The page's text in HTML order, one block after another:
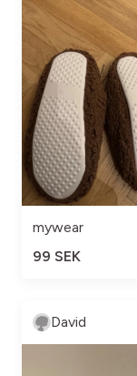
mywear
99 SEK
David